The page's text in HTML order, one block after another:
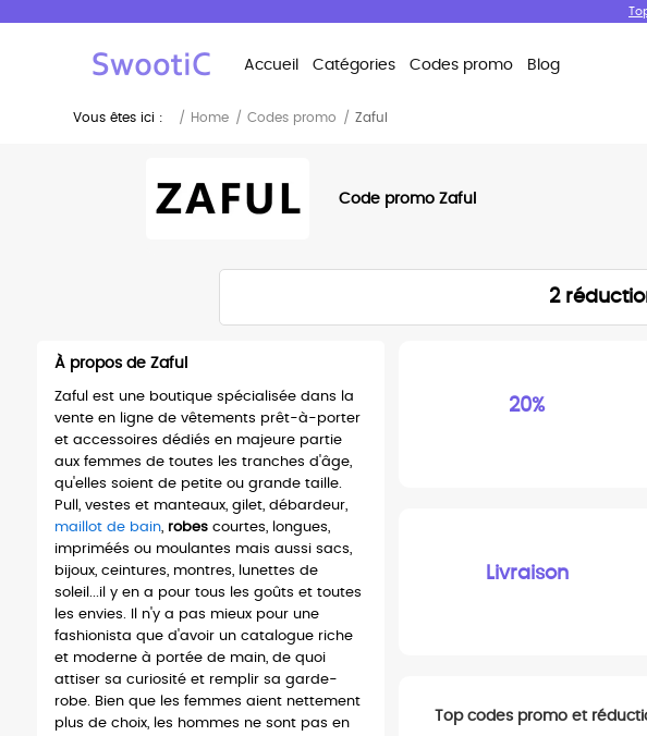
Accueil Catégories Codes promo Blog
Vous êtes ici : Home Codes promo Zaful
Code promo Zaful
2
20%
Livraison
À propos de Zaful
Zaful est une boutique spécialisée dans la
vente en ligne de vêtements prêt-à-porter
et accessoires dédiés en majeure partie
aux femmes de toutes les tranches d'âge,
qu'elles soient de petite ou grande taille.
Pull, vestes et manteaux, gilet, débardeur,
maillot de bain, robescourtes, longues,
impriméés ou moulantes mais aussi sacs,
bijoux, ceintures, montres, lunettes de
soleil...il y en a pour tous les goûts et toutes
les envies. Il n'y a pas mieux pour une
fashionista que d'avoir un catalogue riche
et moderne à portée de main, de quoi
attiser sa curiosité et remplir sa garde-
robe. Bien que les femmes aient nettement
plus de choix, les hommes ne sont pas en
Top codes promo et